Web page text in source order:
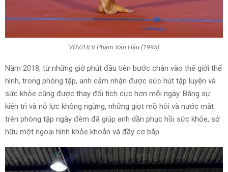
VĐV/HLV Phạm Văn Hậu (1995)
Năm 2018, từ những giờ phút đầu tiên bước chân vào thế giới thể
hình, trong phòng tập, anh cảm nhận được sức hút tập luyện và
sức khỏe cũng được thay đổi tích cực hơn mỗi ngày. Bằng sự
kiên trì và nỗ lực không ngừng, những giọt mồ hôi và nước mắt
trên phòng tập ngày đêm đã giúp anh dần phục hồi sức khỏe, sở
hữu một ngoại hình khỏe khoắn và đầy cơ bắp.